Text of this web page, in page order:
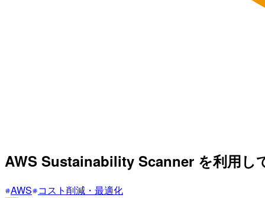
AWS Sustainability Scanner を利用し
AWS コスト削減・最適化